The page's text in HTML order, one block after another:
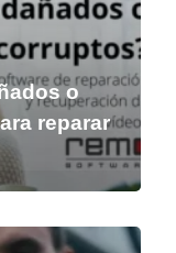
o
reparar